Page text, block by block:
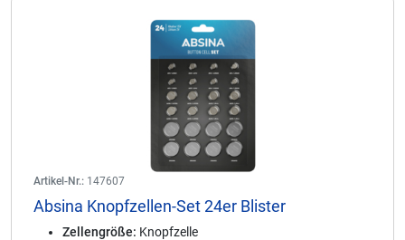
Artikel-Nr.: 147607
Absina Knopfzellen-Set 24er Blister
Zellengröße: Knopfzelle